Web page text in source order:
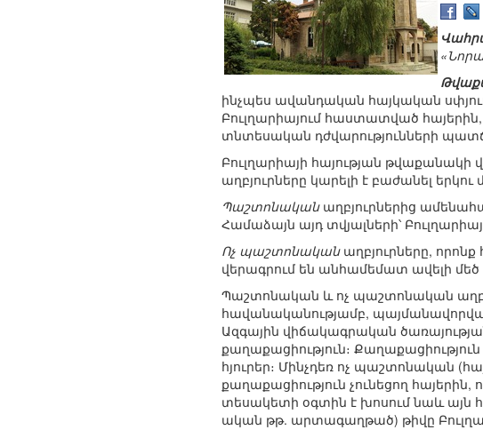
ինչպես ավանդական հայկական
Բուլղարիայում հաստատված հայերին,
տնտեսական դժվարությունների
Բուլղարիայի հայության թվաքանակի
աղբյուրները կարելի է բաժանել
Պաշտոնականաղբյուրներից
Համաձայն այդ տվյալների՝
Ոչ պաշտոնականաղբյուրները,
վերագրում են անհամեմատ ավելի
Պաշտոնական և ոչ պաշտոնական
հավանականությամբ,
Ազգային վիճակագրական
քաղաքացիություն։
հյուրեր։ Մինչդեռ ոչ պաշտոնական
քաղաքացիություն չունեցող հայերին,
տեսակետի օգտին է խոսում նաև այն
ական թթ. արտագաղթած) թիվը